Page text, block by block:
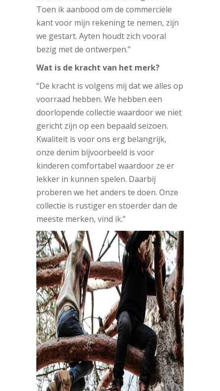
Toen ik aanbood om de commerciële
kant voor mijn rekening te nemen, zijn
we gestart. Ayten houdt zich vooral
bezig met de ontwerpen.”
Wat is de kracht van het merk?
“De kracht is volgens mij dat we alles op
voorraad hebben. We hebben een
doorlopende collectie waardoor we niet
gericht zijn op een bepaald seizoen.
Kwaliteit is voor ons erg belangrijk,
onze denim bijvoorbeeld is voor
kinderen comfortabel waardoor ze er
lekker in kunnen spelen. Daarbij
proberen we het anders te doen. Onze
collectie is rustiger en stoerder dan de
meeste merken, vind ik.”